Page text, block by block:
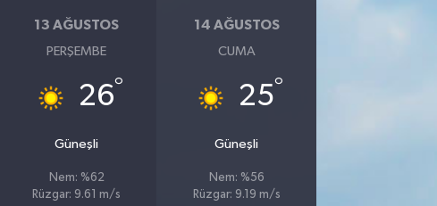
13 AĞUSTOS
PERŞEMBE
26°
Güneşli
Nem: %62
Rüzgar: 9.61 m/s
14 AĞUSTOS
CUMA
25°
Güneşli
Nem: %56
Rüzgar: 9.19 m/s